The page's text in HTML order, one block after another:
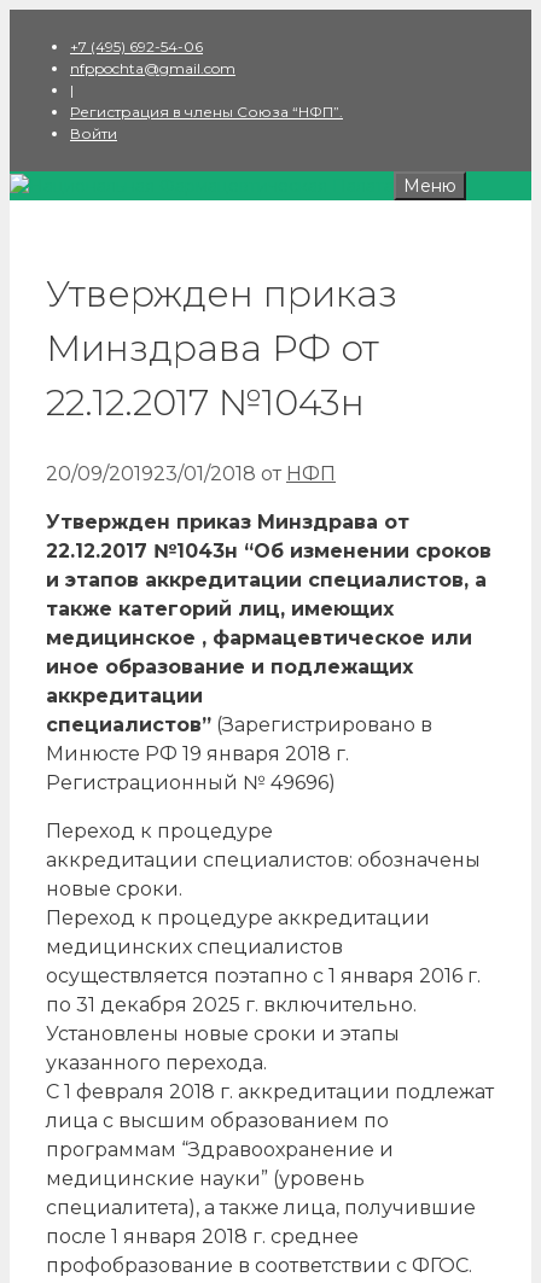
содержимому
+7 (495) 692-54-06
nfppochta@gmail.com
|
Регистрация в члены Союза “НФП”.
Войти
Меню
Утвержден приказ
Минздрава РФ от
22.12.2017 №1043н
20/09/201923/01/2018 от НФП
Утвержден приказ Минздрава от
22.12.2017 №1043н “Об изменении сроков
и этапов аккредитации специалистов, а
также категорий лиц, имеющих
медицинское , фармацевтическое или
иное образование и подлежащих
аккредитации
специалистов” (Зарегистрировано в
Минюсте РФ 19 января 2018 г.
Регистрационный № 49696)
Переход к процедуре
аккредитации специалистов: обозначены
новые сроки.
Переход к процедуре аккредитации
медицинских специалистов
осуществляется поэтапно с 1 января 2016 г.
по 31 декабря 2025 г. включительно.
Установлены новые сроки и этапы
указанного перехода.
С 1 февраля 2018 г. аккредитации подлежат
лица с высшим образованием по
программам “Здравоохранение и
медицинские науки” (уровень
специалитета), а также лица, получившие
после 1 января 2018 г. среднее
профобразование в соответствии с ФГОС.